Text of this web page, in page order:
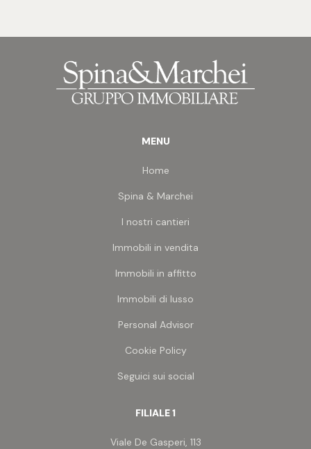
anche alla vicinanza dell'uscita autostradale di
Fornito di irrigazione con pozzo, oltre che di
allaccio dell'energia elettrica.
MENU
Home
Spina & Marchei
I nostri cantieri
Immobili in vendita
Immobili in affitto
Immobili di lusso
Personal Advisor
Cookie Policy
Seguici sui social
FILIALE 1
Viale De Gasperi, 113